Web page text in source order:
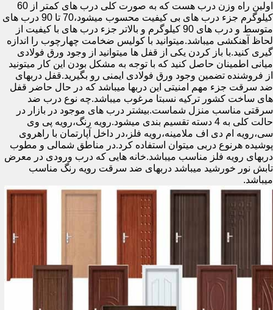
اولین راه وزن درب هست که به صورت کلی درب های کمتر از 60
کیلوگرم جزء درب های بی کیفیت محسوب میشود،70 تا 90 درب های
متوسط و درب های 90 کیلوگرم و بالاتر جزء درب های با کیفیت از
لحاظ آهنکشی میباشد.میتوانید با کولیس ضخامت چهارچوب را اندازه
گیری کنید.با باز کردن یکی از قفل ها میتوانید از وجود ورق فولادی
میانی اطمینان حاصل کنید که با توجه به مشکل بودن این کار میتونید
از فروشنده تضمین وجود ورق فولادی ایمنی رو بگیرید.قفل دربهای
ضد سرقت جزء مهم امنیتی این دربها میباشد که در حال حاضر قفل
های ساخت کشور ترکیه نسبتا مرغوب میباشد.چه نوع درب ضد
سرقتی مناسب منزل شماست.بیشتر درب های موجود در بازار در
حالت کلی به 4 دسته تقسیم بندی میشود.رویه رنگ،رویه پی وی
سی،رویه ام دی اف ملامینه،رویه فلز،در داخل آپارتمان با راهروی
پوشیده هرنوع دربی میتوان استفاده کرد.در مناطق شمالی و مطوب
دربهای رویه فلز مناسب میباشد.خانه هایی که درب ورودی در معرض
تابش نور خورشید میباشد دربهای ضد سرقت رویه رنگ مناسب
میباشد.